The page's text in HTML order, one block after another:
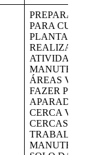
PREPARAR A
PARA
PLANTAS E
REALIZAR
ATIVIDADES
ÁREAS
FAZER
APARADOR
CERCA VIVA.
CERCAS E
TRABALHOS